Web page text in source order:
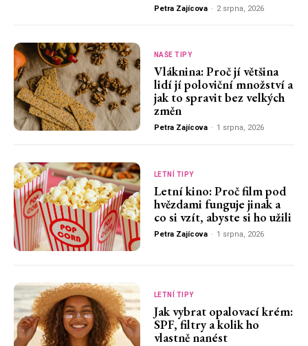
Petra Zajícova - 2 srpna, 2026
NAŠE TIPY
Vláknina: Proč jí většina
lidí jí poloviční množství a
jak to spravit bez velkých
změn
Petra Zajícova - 1 srpna, 2026
LETNÍ TIPY
Letní kino: Proč film pod
hvězdami funguje jinak a
co si vzít, abyste si ho užili
Petra Zajícova - 1 srpna, 2026
LETNÍ TIPY
Jak vybrat opalovací krém:
SPF, filtry a kolik ho
vlastně nanést